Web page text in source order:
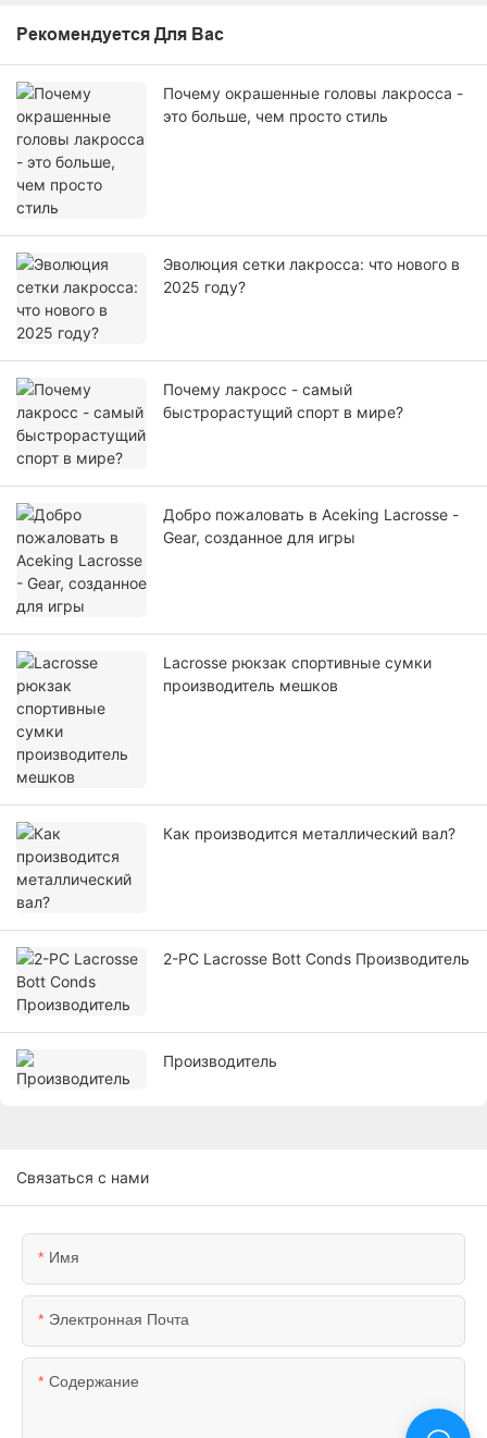
Рекомендуется Для Вас
Почему окрашенные головы лакросса -
это больше, чем просто стиль
Эволюция сетки лакросса: что нового в
2025 году?
Почему лакросс - самый
быстрорастущий спорт в мире?
Добро пожаловать в Aceking Lacrosse -
Gear, созданное для игры
Lacrosse рюкзак спортивные сумки
производитель мешков
Как производится металлический вал?
2-PC Lacrosse Bott Conds Производитель
Производитель
Связаться с нами
Имя
Электронная Почта
Содержание